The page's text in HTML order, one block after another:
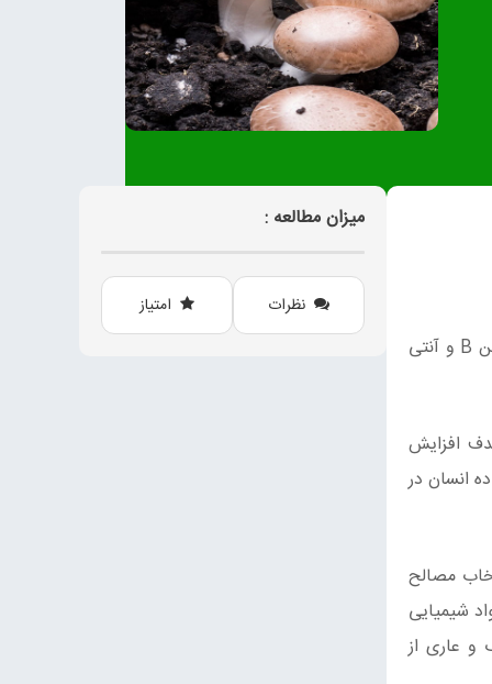
قارچ ها در کنار عطر و طعم ویژه خود، حاوی میزان زیادی ویتامین‌ ها، املاح ، مواد مغذی مفید دیگر مانند ویتامین D، ویتامین B و آنتی‌
افزایش
انسان در
مصالح
شیمیایی
و عاری از
میزان مطالعه :
نظرات امتیاز